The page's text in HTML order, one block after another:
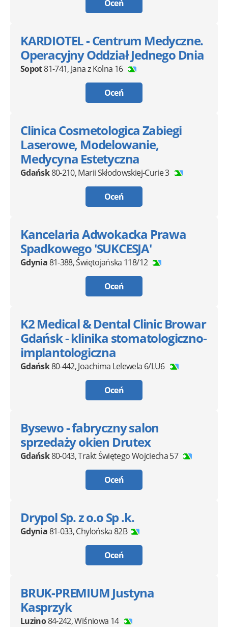
Oceń
KARDIOTEL - Centrum Medyczne.
Operacyjny Oddział Jednego Dnia
Sopot81-741, Jana z Kolna 16
Oceń
Clinica Cosmetologica Zabiegi
Laserowe, Modelowanie,
Medycyna Estetyczna
Gdańsk80-210,Marii Skłodowskiej-Curie 3
Oceń
Kancelaria Adwokacka Prawa
Spadkowego 'SUKCESJA'
Gdynia81-388,Świętojańska 118/12
Oceń
K2 Medical & Dental Clinic Browar
Gdańsk - klinika stomatologiczno-
implantologiczna
Gdańsk80-442,Joachima Lelewela 6/LU6
Oceń
Bysewo - fabryczny salon
sprzedaży okien Drutex
Gdańsk80-043,Trakt Świętego Wojciecha 57
Oceń
Drypol Sp. z o.o Sp .k.
Gdynia81-033,Chylońska 82B
Oceń
BRUK-PREMIUM Justyna
Kasprzyk
Luzino84-242,Wiśniowa 14